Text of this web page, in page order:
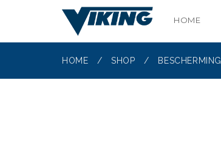
HOME
HOME / SHOP / BESCHERMING